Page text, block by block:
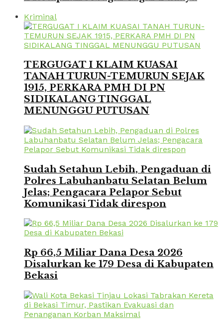
Kriminal
TERGUGAT I KLAIM KUASAI
TANAH TURUN-TEMURUN SEJAK
1915, PERKARA PMH DI PN
SIDIKALANG TINGGAL
MENUNGGU PUTUSAN
Sudah Setahun Lebih, Pengaduan di
Polres Labuhanbatu Selatan Belum
Jelas; Pengacara Pelapor Sebut
Komunikasi Tidak direspon
Rp 66,5 Miliar Dana Desa 2026
Disalurkan ke 179 Desa di Kabupaten
Bekasi